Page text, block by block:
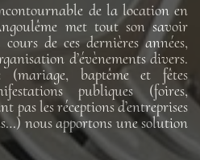
de la location en
met tout son savoir
de ces dernières années,
d’évènements divers.
baptême et fêtes
publiques (foires,
pas les réceptions d’entreprises
nous apportons une solution